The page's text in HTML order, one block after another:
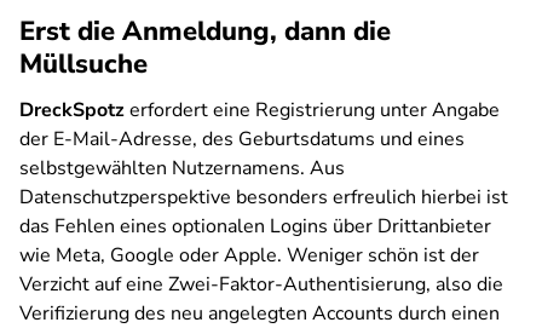
Erst die Anmeldung, dann die
Müllsuche
DreckSpotzerfordert eine Registrierung unter Angabe
der E-Mail-Adresse, des Geburtsdatums und eines
selbstgewählten Nutzernamens. Aus
Datenschutzperspektive besonders erfreulich hierbei ist
das Fehlen eines optionalen Logins über Drittanbieter
wie Meta, Google oder Apple. Weniger schön ist der
Verzicht auf eine Zwei-Faktor-Authentisierung, also die
Verifizierung des neu angelegten Accounts durch einen